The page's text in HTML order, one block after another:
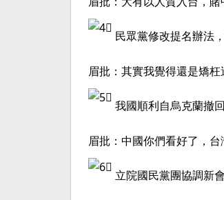
民眾黨修改提名辦法
眉批：其實我覺得還是矯
我國順利自烏克蘭撤
眉批：中國你們看好了，台
立院國民黨團協調新